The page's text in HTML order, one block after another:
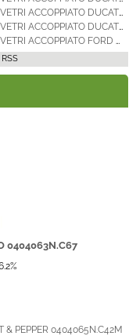
OSCURANTE TERMICO ESTERNO MOTORE/VETRI ACCOPPIATO DUCATO X250 DAL 2006 AL 2014
OSCURANTE TERMICO ESTERNO MOTORE/VETRI ACCOPPIATO DUCATO X290 DAL 2014
OSCURANTE TERMICO ESTERNO MOTORE/VETRI ACCOPPIATO FORD TRANSIT 6^ SERIE DAL 2015
RSS
0404063N.C67
& PEPPER 0404065N.C42M